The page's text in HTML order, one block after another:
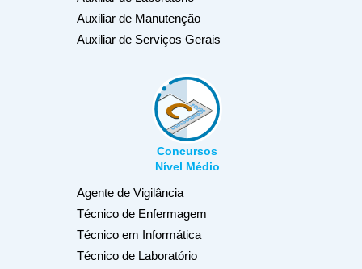
Auxiliar de Manutenção
Auxiliar de Serviços Gerais
Concursos
Nível Médio
Agente de Vigilância
Técnico de Enfermagem
Técnico em Informática
Técnico de Laboratório